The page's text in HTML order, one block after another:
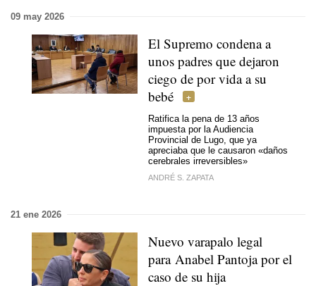
09 may 2026
El Supremo condena a
unos padres que dejaron
ciego de por vida a su
bebé
Ratifica la pena de 13 años
impuesta por la Audiencia
Provincial de Lugo, que ya
apreciaba que le causaron «daños
cerebrales irreversibles»
ANDRÉ S. ZAPATA
21 ene 2026
Nuevo varapalo legal
para Anabel Pantoja por el
caso de su hija